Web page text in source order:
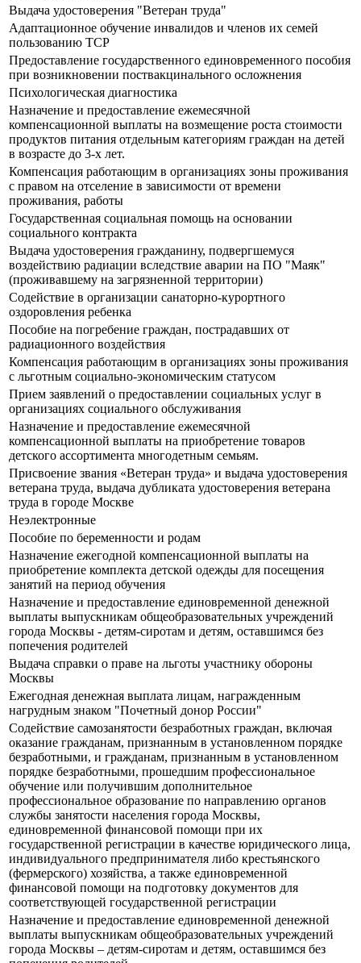
Выдача удостоверения "Ветеран труда"
Адаптационное обучение инвалидов и членов их семей
пользованию ТСР
Предоставление государственного единовременного пособия
при возникновении поствакцинального осложнения
Психологическая диагностика
Назначение и предоставление ежемесячной
компенсационной выплаты на возмещение роста стоимости
продуктов питания отдельным категориям граждан на детей
в возрасте до 3-х лет.
Компенсация работающим в организациях зоны проживания
с правом на отселение в зависимости от времени
проживания, работы
Государственная социальная помощь на основании
социального контракта
Выдача удостоверения гражданину, подвергшемуся
воздействию радиации вследствие аварии на ПО "Маяк"
(проживавшему на загрязненной территории)
Содействие в организации санаторно-курортного
оздоровления ребенка
Пособие на погребение граждан, пострадавших от
радиационного воздействия
Компенсация работающим в организациях зоны проживания
с льготным социально-экономическим статусом
Прием заявлений о предоставлении социальных услуг в
организациях социального обслуживания
Назначение и предоставление ежемесячной
компенсационной выплаты на приобретение товаров
детского ассортимента многодетным семьям.
Присвоение звания «Ветеран труда» и выдача удостоверения
ветерана труда, выдача дубликата удостоверения ветерана
труда в городе Москве
Неэлектронные
Пособие по беременности и родам
Назначение ежегодной компенсационной выплаты на
приобретение комплекта детской одежды для посещения
занятий на период обучения
Назначение и предоставление единовременной денежной
выплаты выпускникам общеобразовательных учреждений
города Москвы - детям-сиротам и детям, оставшимся без
попечения родителей
Выдача справки о праве на льготы участнику обороны
Москвы
Ежегодная денежная выплата лицам, награжденным
нагрудным знаком "Почетный донор России"
Содействие самозанятости безработных граждан, включая
оказание гражданам, признанным в установленном порядке
безработными, и гражданам, признанным в установленном
порядке безработными, прошедшим профессиональное
обучение или получившим дополнительное
профессиональное образование по направлению органов
службы занятости населения города Москвы,
единовременной финансовой помощи при их
государственной регистрации в качестве юридического лица,
индивидуального предпринимателя либо крестьянского
(фермерского) хозяйства, а также единовременной
финансовой помощи на подготовку документов для
соответствующей государственной регистрации
Назначение и предоставление единовременной денежной
выплаты выпускникам общеобразовательных учреждений
города Москвы – детям-сиротам и детям, оставшимся без